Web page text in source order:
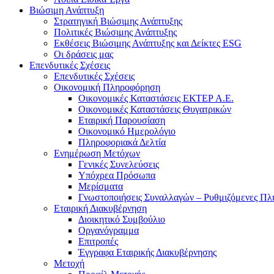
Βιώσιμη Ανάπτυξη
Στρατηγική Βιώσιμης Ανάπτυξης
Πολιτικές Βιώσιμης Ανάπτυξης
Εκθέσεις Βιώσιμης Ανάπτυξης και Δείκτες ESG
Οι δράσεις μας
Επενδυτικές Σχέσεις
Επενδυτικές Σχέσεις
Οικονομική Πληροφόρηση
Οικονομικές Καταστάσεις ΕΚΤΕΡ Α.Ε.
Οικονομικές Καταστάσεις Θυγατρικών
Εταιρική Παρουσίαση
Οικονομικό Ημερολόγιο
Πληροφοριακά Δελτία
Ενημέρωση Μετόχων
Γενικές Συνελεύσεις
Υπόχρεα Πρόσωπα
Μερίσματα
Γνωστοποιήσεις Συναλλαγών – Ρυθμιζόμενες
Εταιρική Διακυβέρνηση
Διοικητικό Συμβούλιο
Οργανόγραμμα
Επιτροπές
Έγγραφα Εταιρικής Διακυβέρνησης
Μετοχή